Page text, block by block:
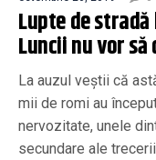
Lupte de
Luncii nu vor
La auzul veștii că
mii de romi au
nervozitate, unele
secundare ale